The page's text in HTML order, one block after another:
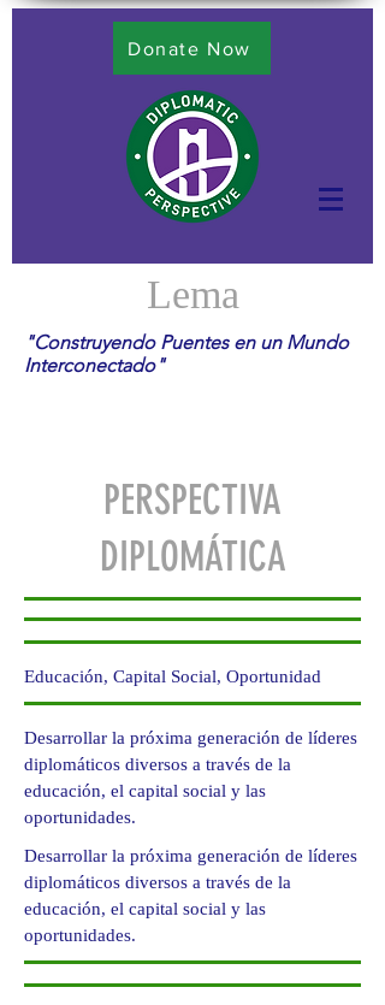
Donate Now
Lema
"Construyendo Puentes en un Mundo
Interconectado"
PERSPECTIVA
DIPLOMÁTICA
Educación, Capital Social, Oportunidad
Desarrollar la próxima generación de líderes
diplomáticos diversos a través de la
educación, el capital social y las
oportunidades.
Desarrollar la próxima generación de líderes
diplomáticos diversos a través de la
educación, el capital social y las
oportunidades.